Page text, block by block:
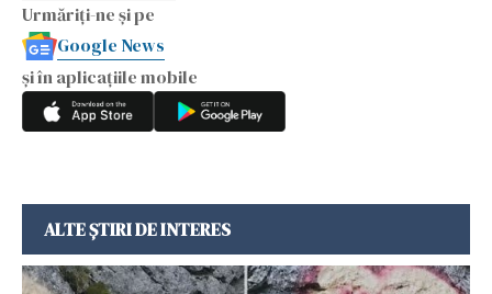
Urmăriți-ne și pe
Google News
și în aplicațiile mobile
ALTE ȘTIRI DE INTERES